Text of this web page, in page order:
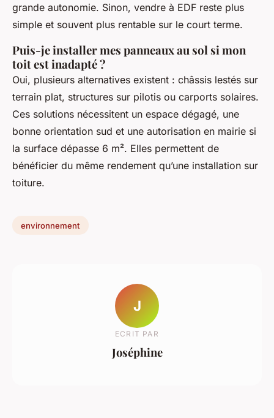
grande autonomie. Sinon, vendre à EDF reste plus
simple et souvent plus rentable sur le court terme.
Puis-je installer mes panneaux au sol si mon
toit est inadapté ?
Oui, plusieurs alternatives existent : châssis lestés sur
terrain plat, structures sur pilotis ou carports solaires.
Ces solutions nécessitent un espace dégagé, une
bonne orientation sud et une autorisation en mairie si
la surface dépasse 6 m². Elles permettent de
bénéficier du même rendement qu’une installation sur
toiture.
environnement
J
ECRIT PAR
Joséphine